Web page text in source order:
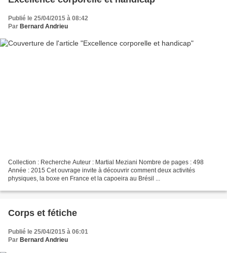
Publié le 25/04/2015 à 08:42
Par Bernard Andrieu
Collection : Recherche Auteur : Martial Meziani Nombre de pages : 498
Année : 2015 Cet ouvrage invite à découvrir comment deux activités
physiques, la boxe en France et la capoeira au Brésil ...
Corps et fétiche
Publié le 25/04/2015 à 06:01
Par Bernard Andrieu